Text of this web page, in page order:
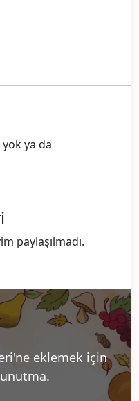
ya da
paylaşılmadı.
eklemek için